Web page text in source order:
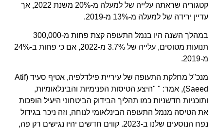
קטגוריה שראתה עלייה של למעלה מ-20% משנת 2022, אך
עדיין ירידה של למעלה מ-13% מ-2019.
במהלך השנה היו בנמל התעופה קצת פחות מ-300,000
תנועות מטוסים, עלייה של 3.7% מ-2022, אם כי פחות ב-24%
מ-2019.
מנכ"ל מחלקת התעופה של עיריית פילדלפיה, אטיף סעיד (Atif
Saeed), אמר: " "היצע הטיסות הפנימיות והבינלאומיות,
ותוכניות חדשניות כמו תהליך הבידוק הביטחוני היעיל הופכות
את הטיסה מנמל התעופה הבינלאומי לנוחה, וזה ניכר בגידול
נפח הנוסעים שלנו ב-2023. קווים חדשים יהיו נגישים רק פה,